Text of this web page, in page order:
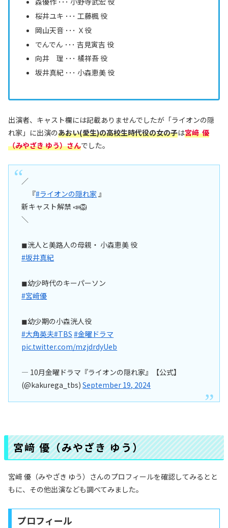
桜井ユキ ･･･ 工藤楓 役
岡山天音 ･･･ Ｘ役
でんでん ･･･ 吉見寅吉 役
向井 理 ･･･ 橘祥吾 役
坂井真紀 ･･･ 小森恵美 役
出演者、キャスト欄には記載ありませんでしたが「ライオンの隠
れ家」に出演のあおい(愛生)の高校生時代役の女の子は宮﨑 優
（みやざき ゆう）さんでした。
／
『#ライオンの隠れ家』
新キャスト解禁 📣🦁
＼
◼︎洸人と美路人の母親・ 小森恵美 役
#坂井真紀
◼︎幼少時代のキーパーソン
#宮﨑優
◼︎幼少期の小森洸人役
#大角英夫#TBS #金曜ドラマ
pic.twitter.com/mzjdrdyUeb
— 10月金曜ドラマ『ライオンの隠れ家』【公式】
(@kakurega_tbs)September 19, 2024
宮﨑 優（みやざき ゆう）
宮﨑 優（みやざき ゆう）さんのプロフィールを確認してみるとと
もに、その他出演なども調べてみました。
プロフィール